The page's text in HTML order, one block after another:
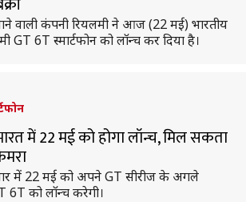
वाली कंपनी रियलमी ने आज (22 मई) भारतीय
GT 6T स्मार्टफोन को लॉन्च कर दिया है।
में 22 मई को होगा लॉन्च, मिल सकता
में 22 मई को अपने GT सीरीज के अगले
6T को लॉन्च करेगी।